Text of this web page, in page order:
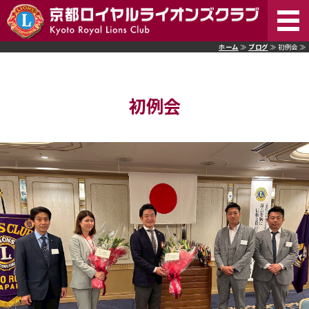
京
活動内容
入会案内
お問い合わせ
ホーム ≫ ブログ ≫ 初例会 ≫
初例会